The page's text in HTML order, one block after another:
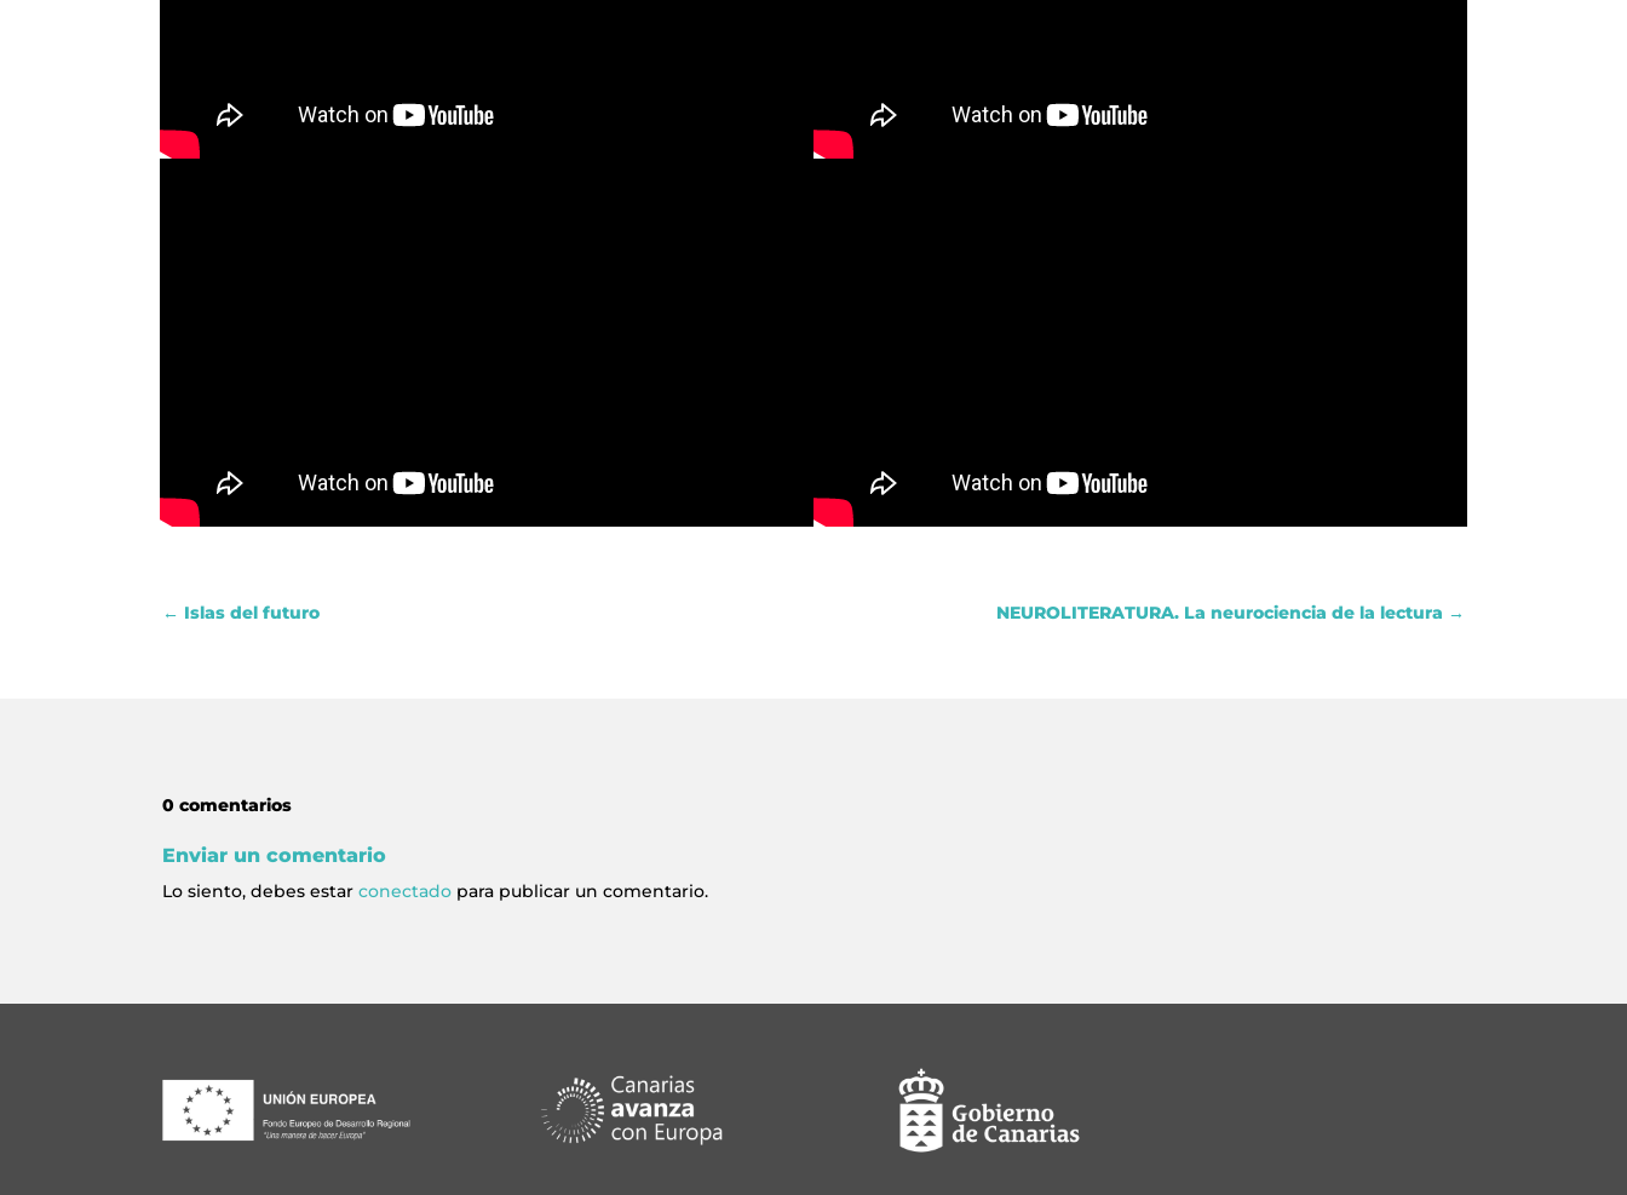
← Islas del futuro NEUROLITERATURA. La neurociencia de la lectura →
0 comentarios
Enviar un comentario
Lo siento, debes estarconectado para publicar un comentario.